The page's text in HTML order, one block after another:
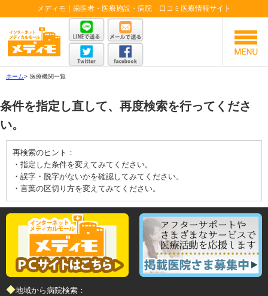
メディモ｜歯医者・医療施設・病院 口コミ医療情報サイト
ホーム> 医療機関一覧
条件を指定し直して、再度検索を行ってくださ
い。
再検索のヒント：
・指定した条件を変えてみてください。
・誤字・脱字がないかを確認してみてください。
・言葉の区切り方を変えてみてください。
◆地域から病院検索：